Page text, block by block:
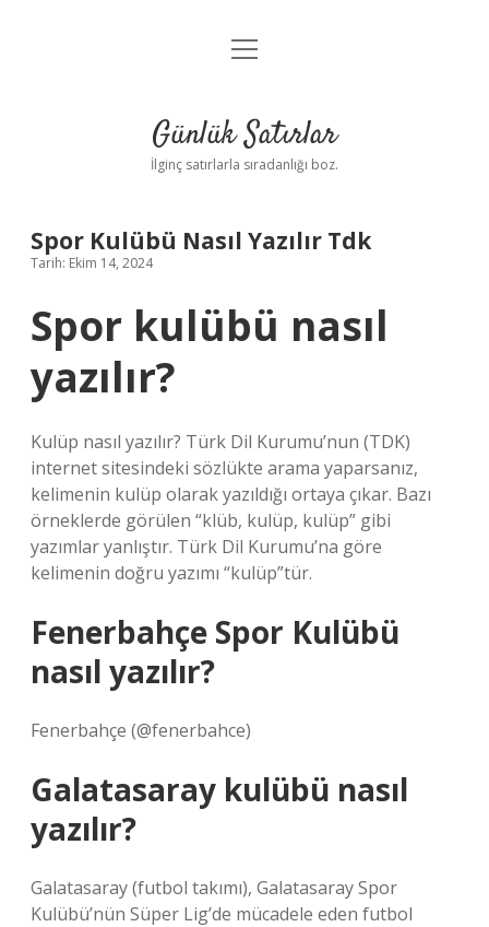
Anasayfa
Yasal Uyarı
menüyü
Günlük Satırlar
İlginç satırlarla sıradanlığı boz.
Spor Kulübü Nasıl Yazılır Tdk
Tarih: Ekim 14, 2024
Spor kulübü nasıl
yazılır?
Kulüp nasıl yazılır? Türk Dil Kurumu’nun (TDK)
internet sitesindeki sözlükte arama yaparsanız,
kelimenin kulüp olarak yazıldığı ortaya çıkar. Bazı
örneklerde görülen “klüb, kulüp, kulüp” gibi
yazımlar yanlıştır. Türk Dil Kurumu’na göre
kelimenin doğru yazımı “kulüp”tür.
Fenerbahçe Spor Kulübü
nasıl yazılır?
Fenerbahçe (@fenerbahce)
Galatasaray kulübü nasıl
yazılır?
Galatasaray (futbol takımı), Galatasaray Spor
Kulübü’nün Süper Lig’de mücadele eden futbol